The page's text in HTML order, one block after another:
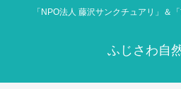
「NPO法人 藤沢サンクチュアリ」＆
ふじさわ自